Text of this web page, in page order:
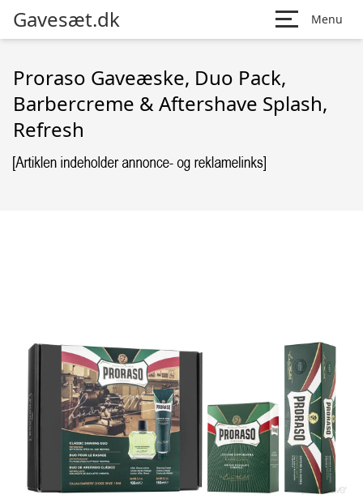
Gavesæt.dk Menu
Proraso Gaveæske, Duo Pack,
Barbercreme & Aftershave Splash,
Refresh